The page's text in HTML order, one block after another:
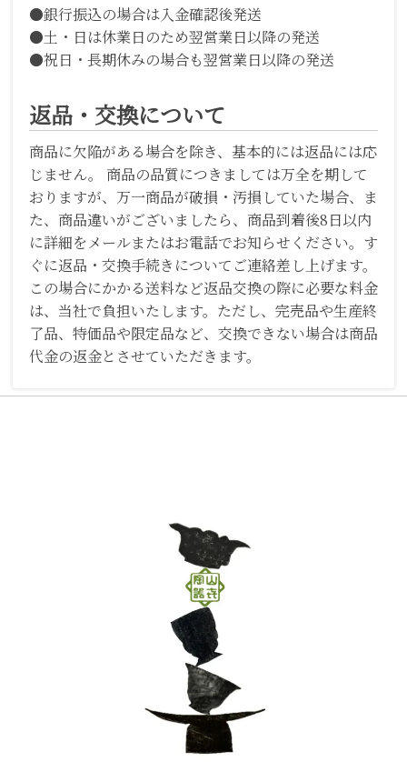
●銀行振込の場合は入金確認後発送
●土・日は休業日のため翌営業日以降の発送
●祝日・長期休みの場合も翌営業日以降の発送
返品・交換について
商品に欠陥がある場合を除き、基本的には返品には応
じません。 商品の品質につきましては万全を期して
おりますが、万一商品が破損・汚損していた場合、ま
た、商品違いがございましたら、商品到着後8日以内
に詳細をメールまたはお電話でお知らせください。す
ぐに返品・交換手続きについてご連絡差し上げます。
この場合にかかる送料など返品交換の際に必要な料金
は、当社で負担いたします。ただし、完売品や生産終
了品、特価品や限定品など、交換できない場合は商品
代金の返金とさせていただきます。